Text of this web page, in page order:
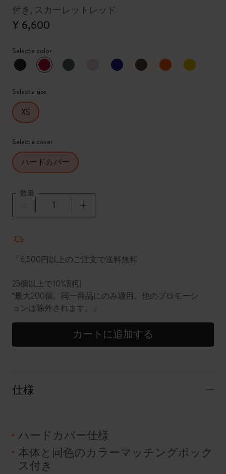
付き, スカーレットレッド
¥ 6,600
Select a color
選択済
*選択したカラー
Select a size
XS
Select a cover
ハードカバー
数量
「6,500円以上のご注文で送料無料
25個以上で10%割引
*最大200個。同一商品にのみ適用。他のプロモーシ
ョンは除外されます。」
カートに追加する
仕様
ハードカバー仕様
本体と同色のカラーマッチングボック
ス付き